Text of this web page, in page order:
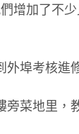
增加了不
埠考核進
菜地里